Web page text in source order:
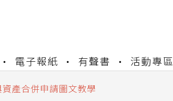
電子報紙 有聲書 活動專區
開通申請
產合併申請圖文教學